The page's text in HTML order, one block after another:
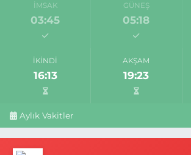
İMSAK
03:45
GÜNEŞ
05:18
İKINDI
16:13
AKŞAM
19:23
Aylık Vakitler